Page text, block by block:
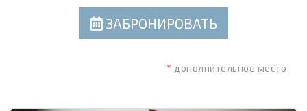
ЗАБРОНИРОВАТЬ
* дополнительное место